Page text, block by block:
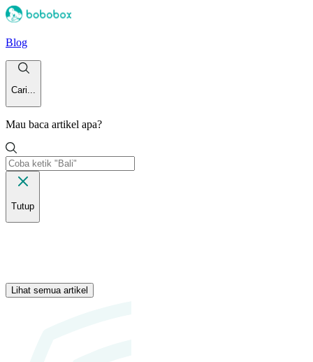
Blog
Cari...
Mau baca artikel apa?
Tutup
Lihat semua artikel